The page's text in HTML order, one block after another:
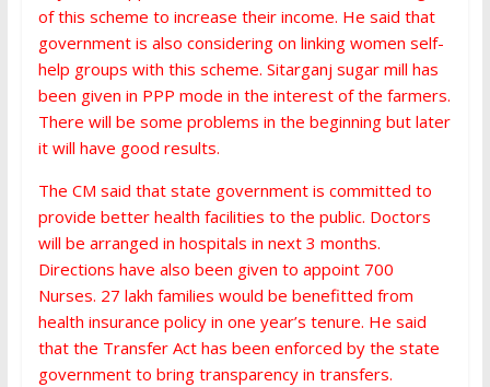
of this scheme to increase their income. He said that
government is also considering on linking women self-
help groups with this scheme. Sitarganj sugar mill has
been given in PPP mode in the interest of the farmers.
There will be some problems in the beginning but later
it will have good results.
The CM said that state government is committed to
provide better health facilities to the public. Doctors
will be arranged in hospitals in next 3 months.
Directions have also been given to appoint 700
Nurses. 27 lakh families would be benefitted from
health insurance policy in one year’s tenure. He said
that the Transfer Act has been enforced by the state
government to bring transparency in transfers.